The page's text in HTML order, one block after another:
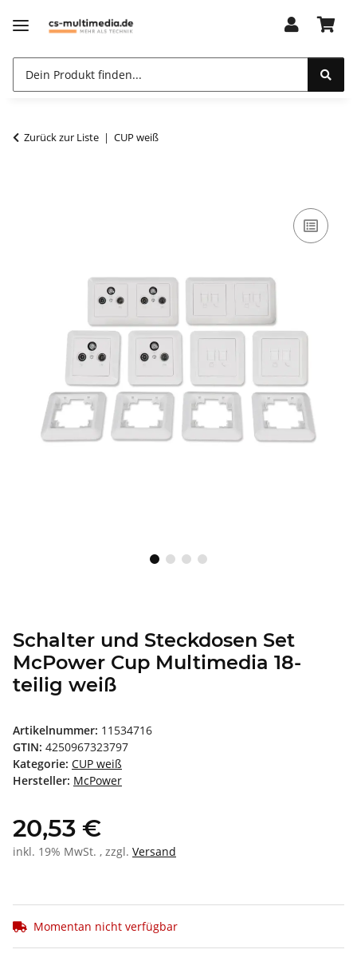
Zurück zur Liste CUP weiß
Schalter und Steckdosen Set
McPower Cup Multimedia 18-
teilig weiß
Artikelnummer: 11534716
GTIN: 4250967323797
Kategorie: CUP weiß
Hersteller: McPower
20,53 €
inkl. 19% MwSt. , zzgl. Versand
Momentan nicht verfügbar